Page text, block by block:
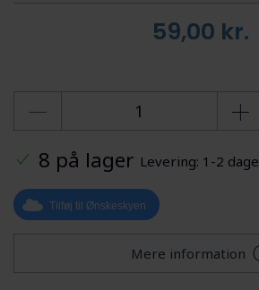
59,00 kr.
8 på lager Levering: 1-2 dage
Tilføj til Ønskeskyen
Mere information